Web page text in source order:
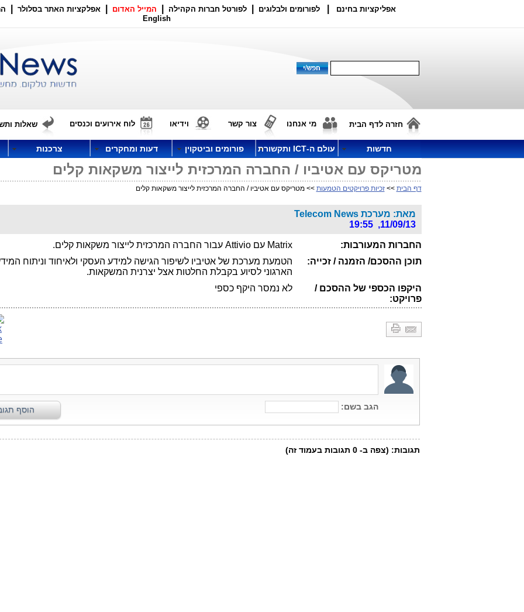
אפליקציות בחינם לפורומים ולבלוגים לפורטל חברות הקהילה המייל האדום אפלקציות האתר בסלולר
English
חזרה לדף הבית מי אנחנו צור קשר וידיאו לוח אירועים וכנסים שאלות
חדשות עולם ה-ICT ותקשורת פורומים וביטקוין דעות ומחקרים צרכנות
מטריקס עם אטיביו / החברה המרכזית לייצור משקאות קלים
דף הבית >>זכיות פרויקטים הטמעות >> מטריקס עם אטיביו / החברה המרכזית לייצור משקאות קלים
מאת: מערכת Telecom News
11/09/13, 19:55
החברות המעורבות:
Matrix עם Attivio עבור החברה המרכזית לייצור משקאות קלים.
תוכן ההסכם/ הזמנה / זכייה:
הטמעת מערכת של אטיביו לשיפור הגישה למידע העסקי ולאיחוד וניתוח
הארגוני לסיוע בקבלת החלטות אצל יצרנית המשקאות.
היקפו הכספי של ההסכם /
פרויקט:
לא נמסר היקף כספי